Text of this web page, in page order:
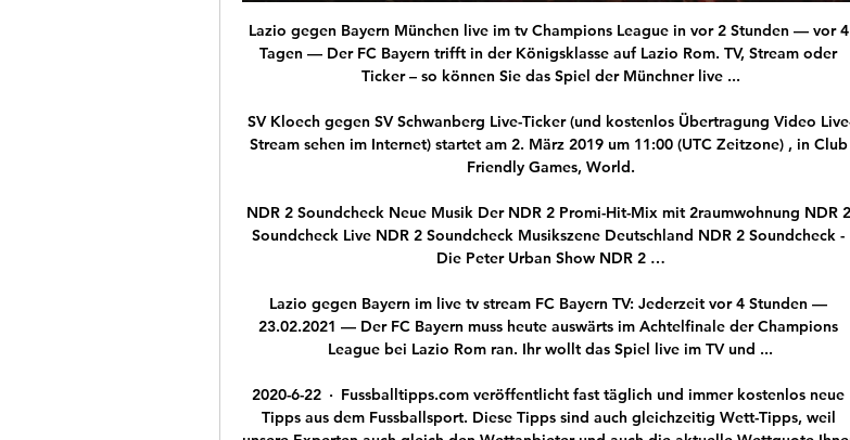
Lazio gegen Bayern München live im tv Champions League in vor 2 Stunden — vor 4 Tagen — Der FC Bayern trifft in der Königsklasse auf Lazio Rom. TV, Stream oder Ticker – so können Sie das Spiel der Münchner live ...

SV Kloech gegen SV Schwanberg Live-Ticker (und kostenlos Übertragung Video Live-Stream sehen im Internet) startet am 2. März 2019 um 11:00 (UTC Zeitzone) , in Club Friendly Games, World.

NDR 2 Soundcheck Neue Musik Der NDR 2 Promi-Hit-Mix mit 2raumwohnung NDR 2 Soundcheck Live NDR 2 Soundcheck Musikszene Deutschland NDR 2 Soundcheck - Die Peter Urban Show NDR 2 …

Lazio gegen Bayern im live tv stream FC Bayern TV: Jederzeit vor 4 Stunden — 23.02.2021 — Der FC Bayern muss heute auswärts im Achtelfinale der Champions League bei Lazio Rom ran. Ihr wollt das Spiel live im TV und ...

2020-6-22 · Fussballtipps.com veröffentlicht fast täglich und immer kostenlos neue Tipps aus dem Fussballsport. Diese Tipps sind auch gleichzeitig Wett-Tipps, weil unsere Experten auch gleich den Wettanbieter und auch die aktuelle Wettquote Ihnen bereitstellen. Tipps kostenlos per eMail erhalten Quotenvergleich zu „Kalju – HJK Tipp“ Statistiken zu „Kalju – HJK Tipp“ Weitere Wett – News.

Lazio - Bayern (14.02.): Welcher Sender überträgt live? vor 7 Stunden — Lazio Rom vs. FC Bayern am 14.02. live im TV: Übertragung, Uhrzeit, Ansetzung! Welcher Sender überträgt im Free-TV?

BVB gegen PSG - Bayern gegen Chelsea - Leipzig gegen Spurs Veröffentlicht am 16.12.2019 | Lesedauer: 3 Minuten Die Resultate der Auslosung auf einer Monitorwand in Nyon.

Red Bull Salzburg feierte zu Hause gegen Standard Lüttich einen verdienten 2:1-Sieg und steht nach drei Runden mit neun Punkten an der Tabellenspitze. Rapid Wien erkämpfte sich auswärts bei.

Der FC Bayern Basketball hat mit einem 95:74 Sieg (49:28) gegen Oldenburg zurück in die Erfolgsspur gefunden. Unter den Augen von 5.256 Zuschauern im …

Daten | RB Leipzig - Köln | 23.11.2019 – Holen Sie sich die neuesten Nachrichten, Ergebnisse, Spielpläne, Video-Highlights und mehr von Sky Sport

Wer zeigt / überträgt Lazio vs. FC Bayern München im TV vor 1 Stunde — Wenn Ihr die Partie in Deutschland live im Fernsehen wollt, dann findet Ihr bei DAZN 1 eine Übertragung zum Spiel Galatasaray gegen Bayern ...

Der Trainerwechsel beim 1. FC Köln hat noch keinen direkten Erfolg gehabt: Bei RB Leipzig setzte es zum Debüt von Markus Gisdol eine 1:4-Niederlage für die Domstädter.

FC Ilves Tampere hat im letzten Vergleich 2:2 gegen HIFK gespielt. In der Hinserie holte FC Ilves Tampere 9 Zähler, was in der Hinrunden-Tabelle in einem 6. Rang mündete. Die Gastgeber haben in den zurückliegenden sechs Monaten bei 2 von 7 SpielAustria Lustenau vs Augsburg Live-Ergebnis in der Liga Freundschaftsspiele. Wir präsentieren das Live-Ergebnis, Vorspielaufstellungen, Torschützen, Statistiken und die Ligatabelle.

Hallescher FC, Eintracht Braunschweig , 1:0, 3. Liga, Saison 2018/19, 37. Spieltag, Samstag, 11. Mai 2019, Spielbericht, Spielvorschau, Torschützen, Aufstellungen.

Grund: Handelsregister (Mutationen) - Eingetragene Personen - Zweck neu BSV Bern Muri AG, in Muri bei Bern, CH-035.3.025.180-7, Aktiengesellschaft (SHAB Nr. 35 vom 19.02.2010, S. 4, Publ. 5504326).. Statutenänderung: 17.08.2010. Zweck neu: Die Gesellschaft bezweckt die Führung von Handballmannschaften unter der Bezeichnung BSV Bern, die Organisation des Spielbetriebes und - im …

BV Hiltrop - SV Höntrop 2:2 (2:2). Für viele gehören sie zu den Aufstiegskandidaten, in einem ersten Kräftemessen trennten sich der BV Hiltrop und der SV Höntrop 2:2. Marc Oswald, Co-Trainer des BV Hiltrop, blickte auf ein „umkämpftes, aber schönes Topspiel“ zurück. Besonders in der zweiten Halbzeit seien beide Teams zu Chancen gekommen. Höntrops Coach Frank Kirchner lobte, dass.

Wir wollen Bayern München immer schlagen.«borussia Dortmund habe deshalb»in der Öffentlichkeit Sympathien gewonnen«. Den großen 19-Punkte-Abstand zu den Bayern in der Bundesliga erklärte Watzke mit den großen Personalproble- der Formel 1.«Bower hatte für das Buch:»Bernie Ecclestone: Die Formel 1 bin ich«im Jahr 2010 mit beiden Männern gesprochen und viele»peinliche Dinge«für.

Cunha erwies sich für Hertha seit dem Wechsel im Januar von RB Leipzig als Glücksgriff. Der Hauptstadtklub hatte ihn für 18 Millionen Euro geholt und …

Vorhersagen und Statistiken des Fußballspiels Schaffhausen - Vaduz von Schweiz Challenge League der 02/03/2019. Auch erhältlich alle Vorhersagen des Ligatages Schweiz Challenge League

Das Team aus dem Wattenscheider Stadtgarten konnte heute mit dem Sieg beim SV Herbede alles klar machen. Und es begann auch sehr gut. Nach 25 Minuten konnte die Stadtgarten Elf in Führung gehen. Dann kam eine kurze Unterbrechung wegen dem Gewitter was näher kam. Es ging aber danach weiter und der Ausgleich lies nicht lange auf sich warten. Aber noch vor dem Wechsel gelang der DJK der 2:1.

[[[livestream-tv>>>>]+++]] Lazio gegen Bayern München im vor 13 Stunden — [livestream-tv>>>>]+++]] Lazio gegen Bayern München im live tv stream FC Bayern - Lazio Rom: Champions-League heute live im 14.02.2024 vor 9 ...

Adidas FC Bayern München Baumwoll-Shirt bei Sport Schöbel bestellen. Kostenloser Lieferdienst in Oldenburg. Einfache Bezahlung. Persönliche Beratung.

Randbemerkung 2: RB Leipzig neben Bayern, Hoffenheim und Köln weiterhin ungeschlagen in der Bundesliga. Nach fünf Spieltagen. Bei durchaus beachtlicher Gegnerschaft. Und auch nach dem schweren Spiel bei den Kölnern. Viel besser hätte man sich den Auftakt in die Saison auch nicht malen können. Randbemerkung 3: 15 Minuten später ging das Spiel los. Weil FC-Fans meinten den RB.

Das Oberlandesgericht (OLG) München nahm mit Beschluss vom 25.09.2014 Stellung zur Verjährung des Befreiungsanspruchs eines Treuhänders und dessen Ausgleichsanspruch gegen die Treugeber (AZ.: 7.

Wer überträgt Lazio Rom gegen FC Bayern live im TV & vor 22 Stunden — Wer überträgt Lazio Rom gegen FC Bayern live im TV & Stream? · Deutlicher Sieg vor drei Jahren. Erst zweimal trafen die beiden Klubs aufeinander.

FC Bayern: Champions League im Livestream und TV sehen 23.02.2021 — Wo kann ich das Spiel zwischen Lazio Rom und dem FC Bayern live schauen? Pay-TV-Sender Sky zeigt Lazio gegen Bayern als Einzelspiel live.

Champions League live bei Amazon Prime und DAZN vor 7 Stunden — Champions League live bei Amazon Prime und DAZN: Wer zeigt heute Lazio Rom vs. Bayern München? · Mittwoch, 14. Februar 2024, 21:00 Uhr: Lazio Rom ...

Beispiel Como­Chiasso, Konstanz­Kreuzlingen).. 3425 Wil (SG) 3901 Chur 4001 Aarau 4021 Baden – Brugg 4082 Wohlen (AG) 4201 Lenzburg T_4260 Bad Säckingen – Stein (AG) (DE/CH). In der Schweiz leben 6,8 Millionen Einwohner im Raum mit städtischem Charakter.

Note: Die BSV Bern Muri Spielplanseite von LiveTicker.com beinhaltet BSV Bern Muri Spielpläne, kommende Begegnungen, Wettvergleiche und H2H Statistiken. Verfolge jetzt die kommenden Begegnungen von BSV Bern Muri und andere Spielpläne auf LiveTicker.com!

WSV ST.KATHREIN am Offenegg 1. Viertel 95 8171 St. Kathrein/Off. 0664/2515963 0664/4057999 robert@rh-music.at. ASVÖ SV Spital am Pyhrn Spital Am Pyhrn Pyhrnstraße 66 Spital am Pyhrn 0670/6073230. www.sv-faCentenary Stormers More info: Fri: 12/08/16: BCL: Centenary Stormers 2 - 4 Mt Gravatt More info: Fri: 19/08/16: BCL: WDSC Wolves 4 - 2 Centenary Stormers More info: Fri: 13/01/17: CLF: Centenary Stormers

VfL Wolfsburg - RB Leipzig: Anstoßzeit, Austragungsort, Schiedsrichter Das Spiel zwischen dem VfL Wolfsburg und RB Leipzig findet am heutigen Samstag, den 7. März, um 15.30 Uhr statt....

Eintracht Braunschweig. 14 Followers. follow Add favorite Share Flip. Preußen. Preußen Münster: Schulze Niehues ist zurück im Training - Dardashov ist eine Option. kicker.de - www.kicker.de. Der 30-Jährige (zwölf Spiele, kicker-Durchschnittsnote 3,00), der aufgrund eines Bandscheibenvorfalles seit Ende Oktober ausgefallen war, kann diese … 1 day ago. Braunschweig. Mehr Nachrichten vom.

Eine weitere Verknüpfung mit der Schweiz hat Frankfurt über seine Mittelfeldspieler Djibril Sow und Gelson Fernandes, zwei Schweizer Internationale. Von den Schweizer Klubs haben die Young Boys, der FC Zürich und zweimal die Grasshoppers im Europacup gegen Eintracht Frankfurt gespielt, dies zwischen den Jahren 1959 und 1989. Nur GC kam.

FC Köln 1 X 2 . 1. Spieltag . VfL Wolfsburg 2: 1. Sa, 17.08.2019 15:30. 1. FC Köln 1 X 2 . Anfahrt. RB Leipzig 1 X 2 . Anfahrt Tickets kaufen.

Olympique Lyon zieht sensationell ins Halbfinale der Champions League ein. Die Fans sind euphorisiert und hoffen nun auch auf einen Sieg gegen den FC Bayern.

Der 1. FC Köln geht trotz Aufholjagd bei Hoffenheim baden und wartet damit weiterhin auf den ersten Sieg ohne Zuschauer. Dabei hätte die Partie auch noch einen ganz anderen Verlauf nehmen können.

Lazio Rom gegen FC Bayern - Champions League HEUTE vor 7 Stunden — Lazio Rom vs. FC Bayern heute live im TV: Übertragung. Das Spiel zwischen Lazio Rom und dem FC Bayern München läuft beim Streamingdienst DAZN.

Finanzielle Einbußen, Umbruch im Kader, Trainer-Vertrag läuft aus: Wenn der Hamburger SV am letzten Spieltag den Aufstieg erneut verpasst, hätte das schwerwiegende Folgen. Die Stimmung beim HSV ist derzeit mehr als getrübt. Nach der späten 1:2-Niederlage gegen den 1. FC Heidenheim sind die Hanseaten auf den vierten Platz gerutscht und haben den Aufstieg in die Bundesliga nicht mehr selbst.

Gemeinsam helfen: Im Rahmen der Kampagne #WirAlle startet RB Leipzig eine mehrwöchige Spendeninitiative, um Institutionen der Stadt zu unterstützen. Dazu …

RB Leipzig trifft im Viertelfinale der Champions League auf Atlético Madrid. So sehen Sie das K.o.-Spiel heute live im TV und im Live-Stream.

Tourabschnitt 4 - Schaffhausen-Davos. Länge: 256 km Dauer: 1 Tag zurück zur Liste Terrain. Länder Schweiz. Dann folgt Vaduz im Fürstentum Liechtenstein, einem der kleinsten Staaten Europas, als Finanzplatz je­doch keinesfalls unbedeutend. In Maienfeld ist der Besucher i